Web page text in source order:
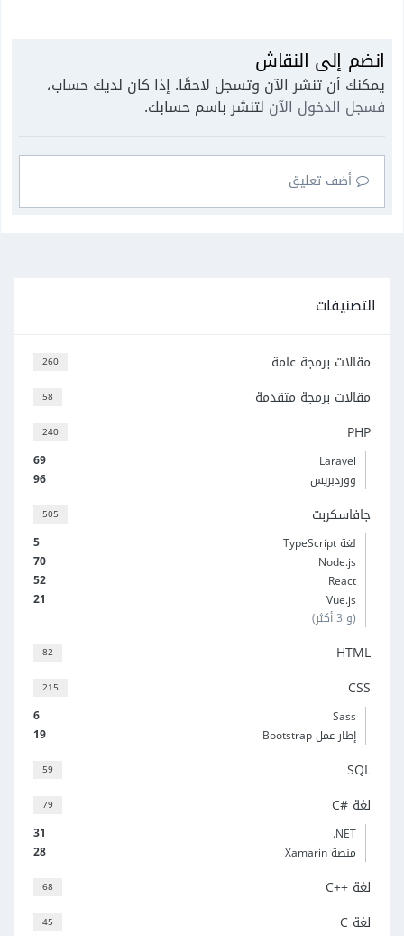
انضم إلى النقاش
يمكنك أن تنشر الآن وتسجل لاحقًا. إذا كان لديك حساب،
فسجل الدخول الآن لتنشر باسم حسابك.
أضف تعليق
التصنيفات
260 مقالات برمجة عامة
58 مقالات برمجة متقدمة
240 PHP
69
Laravel
96
ووردبريس
505 جافاسكربت
5
لغة TypeScript
70
Node.js
52
React
21
Vue.js
(و 3 أكثر)
82 HTML
215 CSS
6
Sass
19
إطار عمل Bootstrap
59 SQL
79 لغة C#‎
31
‎.NET
28
منصة Xamarin
68 لغة C++‎
45 لغة C